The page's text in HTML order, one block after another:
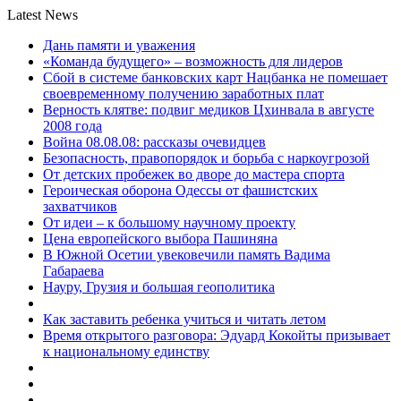
Latest News
Дань памяти и уважения
«Команда будущего» – возможность для лидеров
Сбой в системе банковских карт Нацбанка не помешает
своевременному получению заработных плат
Верность клятве: подвиг медиков Цхинвала в августе
2008 года
Война 08.08.08: рассказы очевидцев
Безопасность, правопорядок и борьба с наркоугрозой
От детских пробежек во дворе до мастера спорта
Героическая оборона Одессы от фашистских
захватчиков
От идеи – к большому научному проекту
Цена европейского выбора Пашиняна
В Южной Осетии увековечили память Вадима
Габараева
Науру, Грузия и большая геополитика
Как заставить ребенка учиться и читать летом
Время открытого разговора: Эдуард Кокойты призывает
к национальному единству